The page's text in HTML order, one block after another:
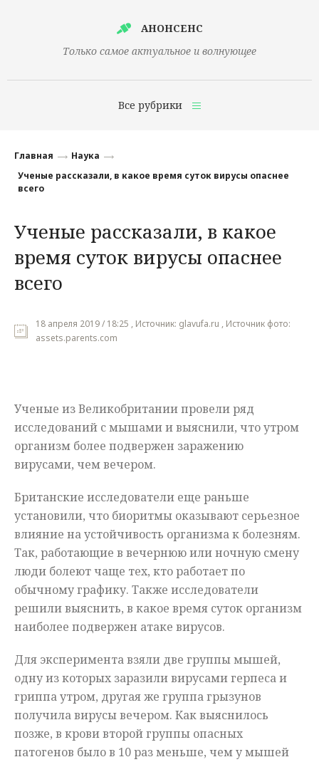
АНОНСЕНС
Только самое актуальное и волнующее
Все рубрики
Финансы
Наука
Культура
Общество
Мнения
Главная
Наука
Ученые рассказали, в какое время суток вирусы опаснее
всего
Ученые рассказали, в какое
время суток вирусы опаснее
всего
18 апреля 2019 / 18:25 , Источник: glavufa.ru , Источник фото:
assets.parents.com
Ученые из Великобритании провели ряд
исследований с мышами и выяснили, что утром
организм более подвержен заражению
вирусами, чем вечером.
Британские исследователи еще раньше
установили, что биоритмы оказывают серьезное
влияние на устойчивость организма к болезням.
Так, работающие в вечернюю или ночную смену
люди болеют чаще тех, кто работает по
обычному графику. Также исследователи
решили выяснить, в какое время суток организм
наиболее подвержен атаке вирусов.
Для эксперимента взяли две группы мышей,
одну из которых заразили вирусами герпеса и
гриппа утром, другая же группа грызунов
получила вирусы вечером. Как выяснилось
позже, в крови второй группы опасных
патогенов было в 10 раз меньше, чем у мышей